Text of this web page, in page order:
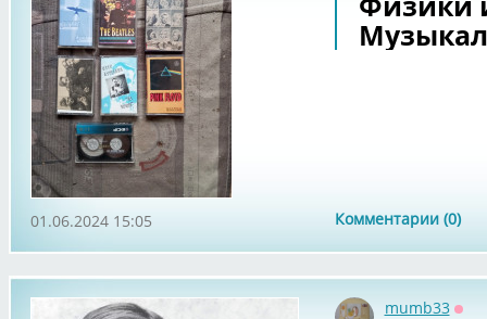
Комментарии (0)
01.06.2024 15:05
mumb33